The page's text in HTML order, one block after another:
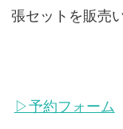
張セットを販売
▷予約フォーム